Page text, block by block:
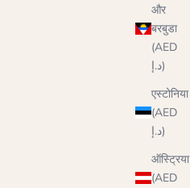
और
बरबुडा
(AED
د.إ)
एस्टोनिया
(AED
د.إ)
ऑस्ट्रिया
(AED